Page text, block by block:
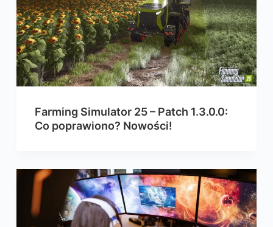
Farming Simulator 25 – Patch 1.3.0.0:
Co poprawiono? Nowości!